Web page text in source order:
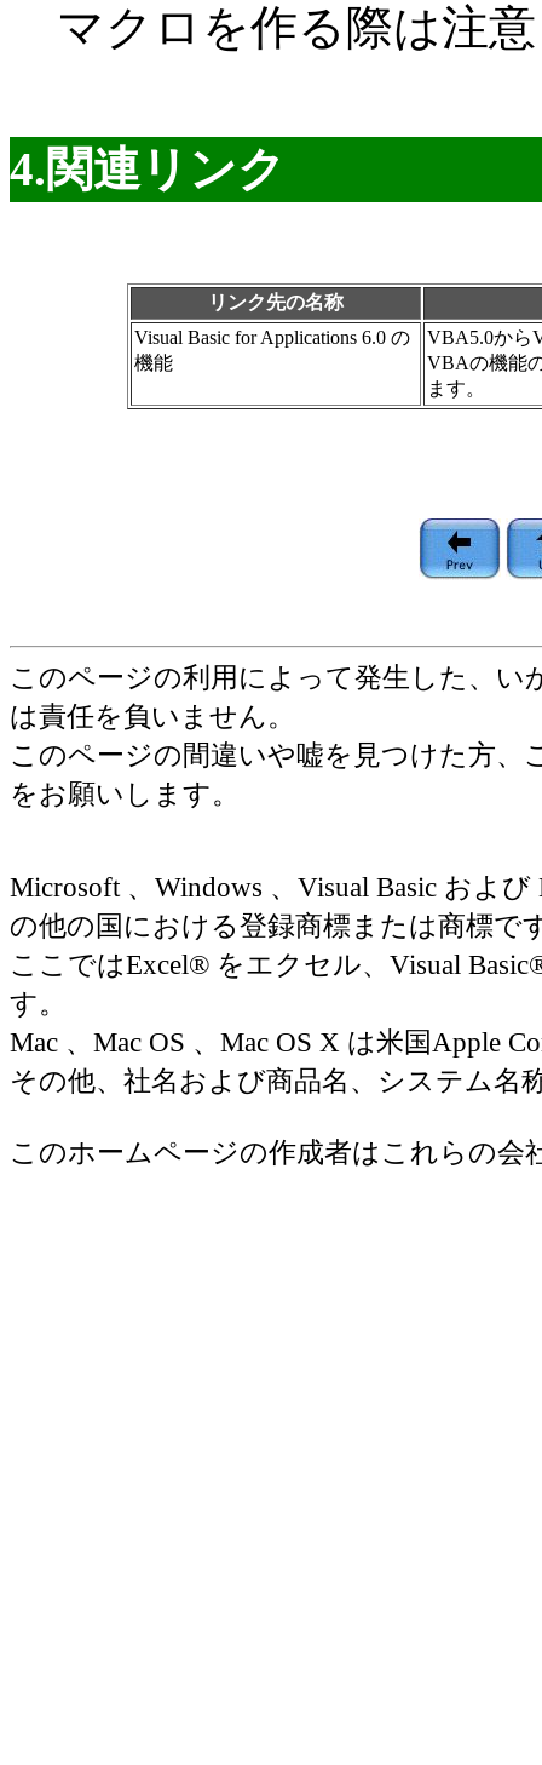
マクロを作る際は注
4.関連リンク
リンク先の名称
Visual Basic for Applications 6.0 の
機能
VBA5.0から
VBAの機能
ます。
このページの利用によって発生した、
は責任を負いません。
このページの間違いや嘘を見つけた方
をお願いします。
Microsoft 、Windows 、Visual Basic およ
の他の国における登録商標または商標で
ここではExcel® をエクセル、Visual
す。
Mac 、Mac OS 、Mac OS X は米国Apple
その他、社名および商品名、システム名
このホームページの作成者はこれらの